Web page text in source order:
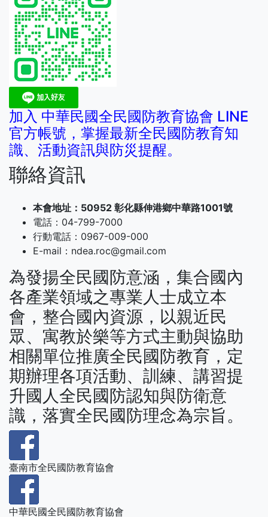
加入 中華民國全民國防教育協會 LINE
官方帳號，掌握最新全民國防教育知
識、活動資訊與防災提醒。
聯絡資訊
本會地址：50952 彰化縣伸港鄉中華路1001號
電話：04-799-7000
行動電話：0967-009-000
E-mail：ndea.roc@gmail.com
為發揚全民國防意涵，集合國內
各產業領域之專業人士成立本
會，整合國內資源，以親近民
眾、寓教於樂等方式主動與協助
相關單位推廣全民國防教育，定
期辦理各項活動、訓練、講習提
升國人全民國防認知與防衛意
識，落實全民國防理念為宗旨。
臺南市全民國防教育協會
中華民國全民國防教育協會